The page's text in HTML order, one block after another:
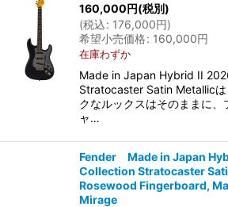
160,000円(税別)
(税込: 176,000円)
希望小売価格: 160,000円
在庫わずか
Made in Japan Hybrid II
Stratocaster Satin Metallicは
クなルックスはそのままに、
ャ…
Fender Made in Japan
Collection Stratocaster
Rosewood Fingerboard,
Mirage